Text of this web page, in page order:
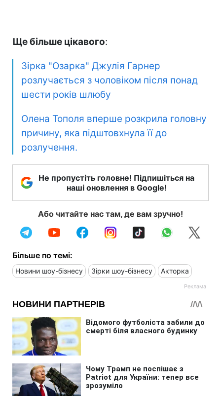
Ще більше цікавого:
Зірка "Озарка" Джулія Гарнер
розлучається з чоловіком після понад
шести років шлюбу
Олена Тополя вперше розкрила головну
причину, яка підштовхнула її до
розлучення.
Не пропустіть головне! Підпишіться на
наші оновлення в Google!
Або читайте нас там, де вам зручно!
Більше по темі:
Новини шоу-бізнесу Зірки шоу-бізнесу Акторка